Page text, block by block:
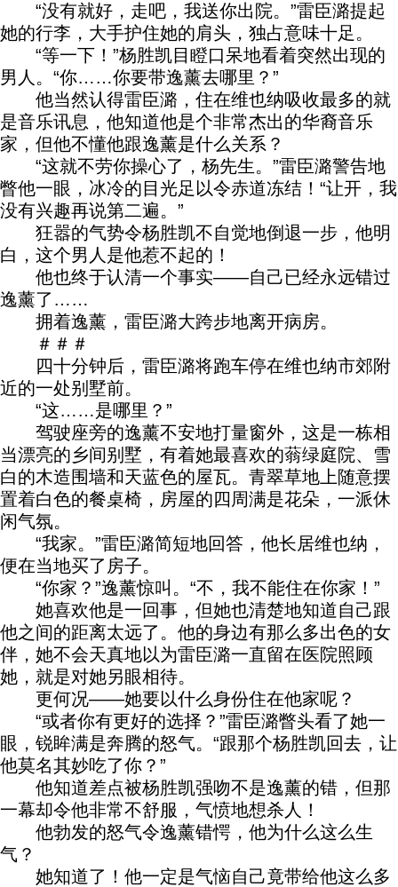
“没有就好，走吧，我送你出院。”雷臣潞提起
她的行李，大手护住她的肩头，独占意味十足。
“等一下！”杨胜凯目瞪口呆地看着突然出现的
男人。“你……你要带逸薰去哪里？”
他当然认得雷臣潞，住在维也纳吸收最多的就
是音乐讯息，他知道他是个非常杰出的华裔音乐
家，但他不懂他跟逸薰是什么关系？
“这就不劳你操心了，杨先生。”雷臣潞警告地
瞥他一眼，冰冷的目光足以令赤道冻结！“让开，我
没有兴趣再说第二遍。”
狂嚣的气势令杨胜凯不自觉地倒退一步，他明
白，这个男人是他惹不起的！
他也终于认清一个事实——自己已经永远错过
逸薰了……
拥着逸薰，雷臣潞大跨步地离开病房。
＃＃＃
四十分钟后，雷臣潞将跑车停在维也纳市郊附
近的一处别墅前。
“这……是哪里？”
驾驶座旁的逸薰不安地打量窗外，这是一栋相
当漂亮的乡间别墅，有着她最喜欢的蓊绿庭院、雪
白的木造围墙和天蓝色的屋瓦。青翠草地上随意摆
置着白色的餐桌椅，房屋的四周满是花朵，一派休
闲气氛。
“我家。”雷臣潞简短地回答，他长居维也纳，
便在当地买了房子。
“你家？”逸薰惊叫。“不，我不能住在你家！”
她喜欢他是一回事，但她也清楚地知道自己跟
他之间的距离太远了。他的身边有那么多出色的女
伴，她不会天真地以为雷臣潞一直留在医院照顾
她，就是对她另眼相待。
更何况——她要以什么身份住在他家呢？
“或者你有更好的选择？”雷臣潞瞥头看了她一
眼，锐眸满是奔腾的怒气。“跟那个杨胜凯回去，让
他莫名其妙吃了你？”
他知道差点被杨胜凯强吻不是逸薰的错，但那
一幕却令他非常不舒服，气愤地想杀人！
他勃发的怒气令逸薰错愕，他为什么这么生
气？
她知道了！他一定是气恼自己竟带给他这么多